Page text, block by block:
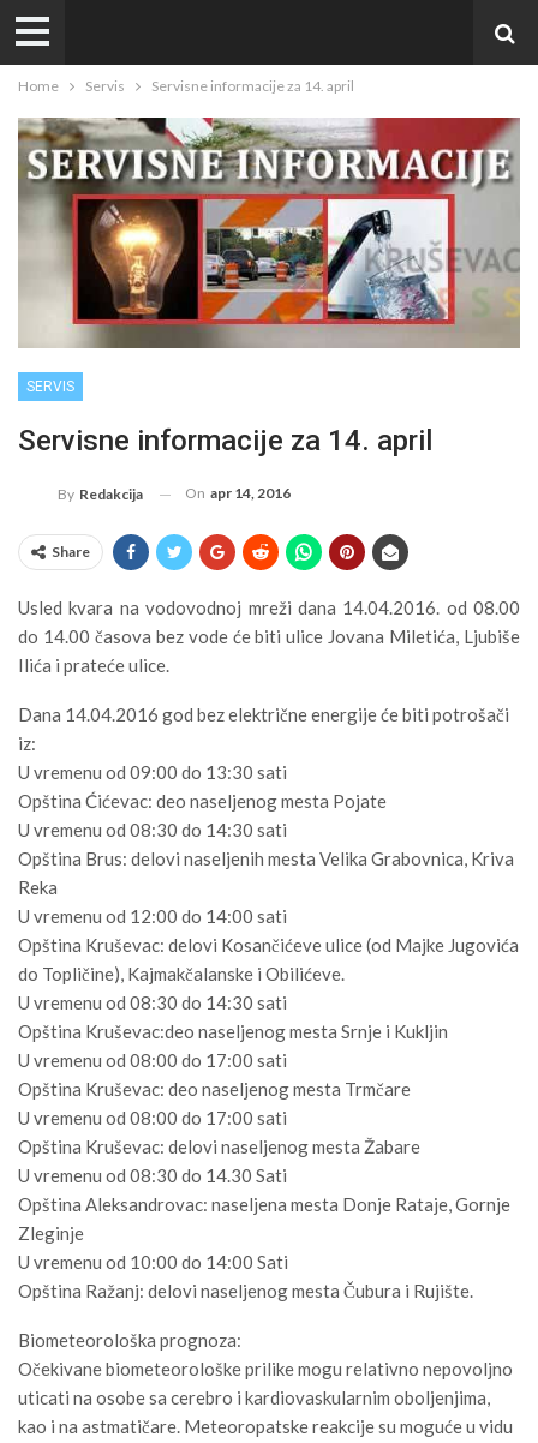
Home Servis Servisne informacije za 14. april
SERVIS
Servisne informacije za 14. april
By Redakcija On apr 14, 2016
Share
Usled kvara na vodovodnoj mreži dana 14.04.2016. od 08.00
do 14.00 časova bez vode će biti ulice Jovana Miletića, Ljubiše
Ilića i prateće ulice.
Dana 14.04.2016 god bez električne energije će biti potrošači
iz:
U vremenu od 09:00 do 13:30 sati
Opština Ćićevac: deo naseljenog mesta Pojate
U vremenu od 08:30 do 14:30 sati
Opština Brus: delovi naseljenih mesta Velika Grabovnica, Kriva
Reka
U vremenu od 12:00 do 14:00 sati
Opština Kruševac: delovi Kosančićeve ulice (od Majke Jugovića
do Topličine), Kajmakčalanske i Obilićeve.
U vremenu od 08:30 do 14:30 sati
Opština Kruševac:deo naseljenog mesta Srnje i Kukljin
U vremenu od 08:00 do 17:00 sati
Opština Kruševac: deo naseljenog mesta Trmčare
U vremenu od 08:00 do 17:00 sati
Opština Kruševac: delovi naseljenog mesta Žabare
U vremenu od 08:30 do 14.30 Sati
Opština Aleksandrovac: naseljena mesta Donje Rataje, Gornje
Zleginje
U vremenu od 10:00 do 14:00 Sati
Opština Ražanj: delovi naseljenog mesta Čubura i Rujište.
Biometeorološka prognoza:
Očekivane biometeorološke prilike mogu relativno nepovoljno
uticati na osobe sa cerebro i kardiovaskularnim oboljenjima,
kao i na astmatičare. Meteoropatske reakcije su moguće u vidu